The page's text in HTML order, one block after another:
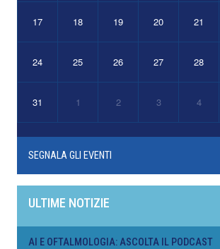
17 18 19 20 21
24 25 26 27 28
31 1 2 3 4
SEGNALA GLI EVENTI
ULTIME NOTIZIE
AI E OFTALMOLOGIA: ASCOLTA IL PODCAST